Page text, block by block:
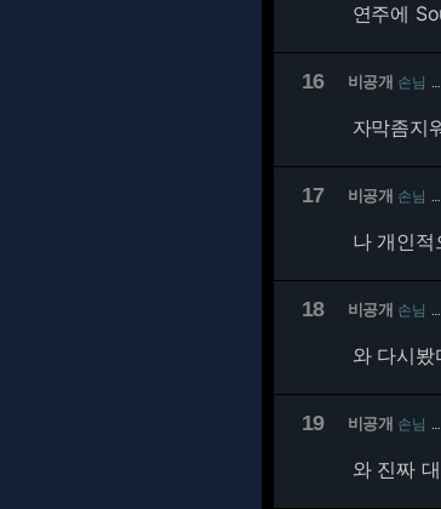
연주에
16 비공개 손님
자막좀지
17 비공개 손님
나 개인
18 비공개 손님
와 다시봤
19 비공개 손님
와 진짜